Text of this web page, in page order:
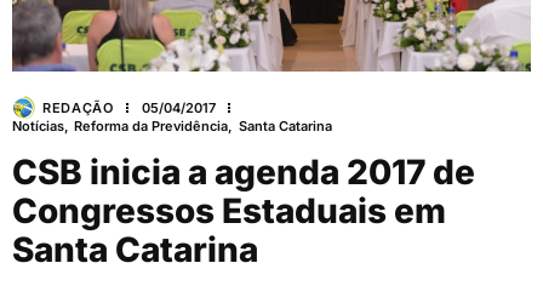
REDAÇÃO
05/04/2017
Notícias,Reforma da Previdência, Santa Catarina
CSB inicia a agenda 2017 de
Congressos Estaduais em
Santa Catarina